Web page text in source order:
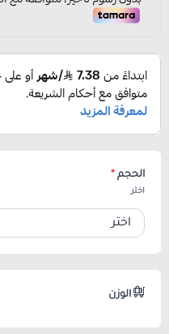
الحجم *
اختر
الوزن